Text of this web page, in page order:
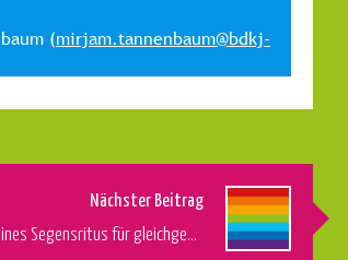
(mirjam.tannenbaum@bdkj-
Nächster Beitrag
Katholische Jugendverbände fordern die Einführung eines Segensritus für gleichgeschlechtliche Partnerschaften im Bistum Aachen